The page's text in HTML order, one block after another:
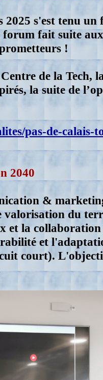
s'est tenu
fait suite
!
de la Tech,
la suite de
pas-de-calais-
2040
&
valorisation du
et la
et
court).